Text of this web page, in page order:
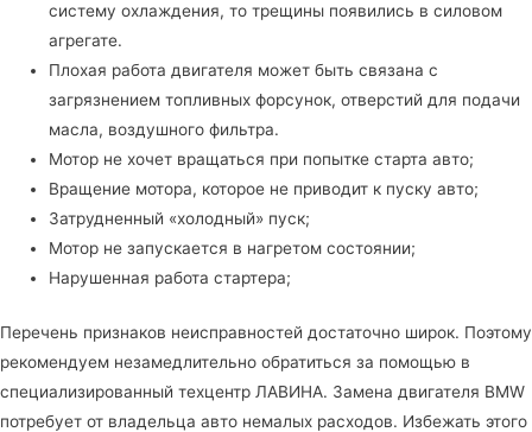
систему охлаждения, то трещины появились в силовом
агрегате.
Плохая работа двигателя может быть связана с
загрязнением топливных форсунок, отверстий для подачи
масла, воздушного фильтра.
Мотор не хочет вращаться при попытке старта авто;
Вращение мотора, которое не приводит к пуску авто;
Затрудненный «холодный» пуск;
Мотор не запускается в нагретом состоянии;
Нарушенная работа стартера;
Перечень признаков неисправностей достаточно широк. Поэтому
рекомендуем незамедлительно обратиться за помощью в
специализированный техцентр ЛАВИНА. Замена двигателя BMW
потребует от владельца авто немалых расходов. Избежать этого